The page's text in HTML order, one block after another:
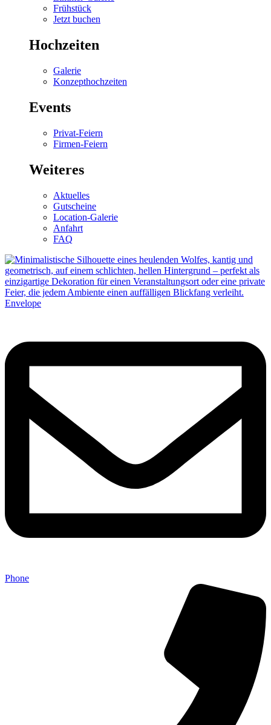
Frühstück
Jetzt buchen
Hochzeiten
Galerie
Konzepthochzeiten
Events
Privat-Feiern
Firmen-Feiern
Weiteres
Aktuelles
Gutscheine
Location-Galerie
Anfahrt
FAQ
Envelope
Phone